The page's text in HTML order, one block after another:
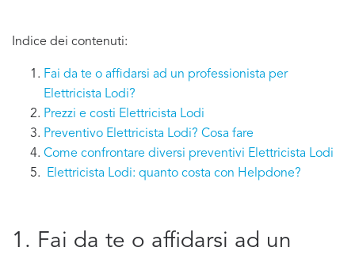
Indice dei contenuti:
Fai da te o affidarsi ad un professionista per
Elettricista Lodi?
Prezzi e costi Elettricista Lodi
Preventivo Elettricista Lodi? Cosa fare
Come confrontare diversi preventivi Elettricista Lodi
Elettricista Lodi: quanto costa con Helpdone?
1. Fai da te o affidarsi ad un